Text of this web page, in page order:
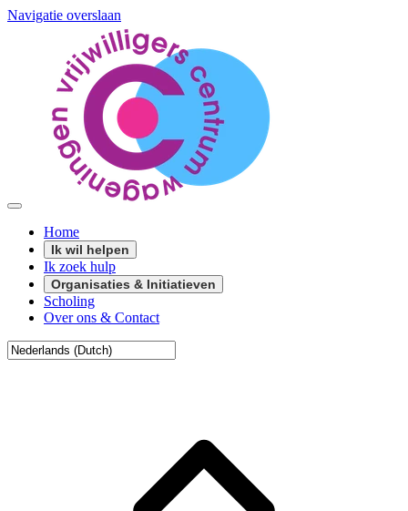
Navigatie overslaan
Home
Ik wil helpen
Ik zoek hulp
Organisaties & Initiatieven
Scholing
Over ons & Contact